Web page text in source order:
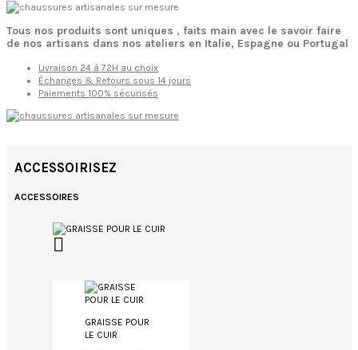
Tous nos produits sont uniques , faits main avec le savoir faire
de nos artisans dans nos ateliers en Italie, Espagne ou Portugal
Livraison 24 à 72H au choix
Échanges & Retours sous 14 jours
Paiements 100% sécurisés
ACCESSOIRISEZ
ACCESSOIRES

GRAISSE POUR
LE CUIR